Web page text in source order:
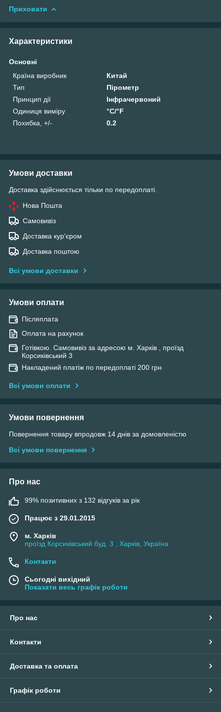
Приховати
Характеристики
Основні
Країна виробник
Китай
Тип
Пірометр
Принцип дії
Інфрачервоний
Одиниця виміру
°С/°F
Похибка, +/-
0.2
Умови доставки
Доставка здійснюється тільки по передоплаті.
Нова Пошта
Самовивіз
Доставка кур'єром
Доставка поштою
Всі умови доставки
Умови оплати
Післяплата
Оплата на рахунок
Готівкою. Самовивіз за адресою м. Харків , проїзд
Корсиківський 3
Накладений платіж по передоплаті 200 грн
Всі умови оплати
Умови повернення
Повернення товару впродовж 14 днів за домовленістю
Всі умови повернення
Про нас
99% позитивних з 132 відгуків за рік
Працює з 29.01.2015
м. Харків
проїзд Корсиківський буд. 3 , Харків, Україна
Контакти
Сьогодні вихідний
Показати весь графік роботи
Про нас
Контакти
Доставка та оплата
Графік роботи